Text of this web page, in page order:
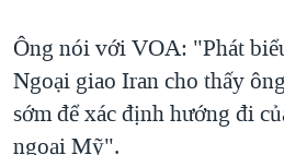
Ông nói với VOA: "Phát
Ngoại giao Iran cho thấy
sớm để xác định hướng đi
ngoại Mỹ".